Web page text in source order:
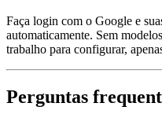
Faça login com o Google e
automaticamente. Sem
trabalho para configurar,
Perguntas